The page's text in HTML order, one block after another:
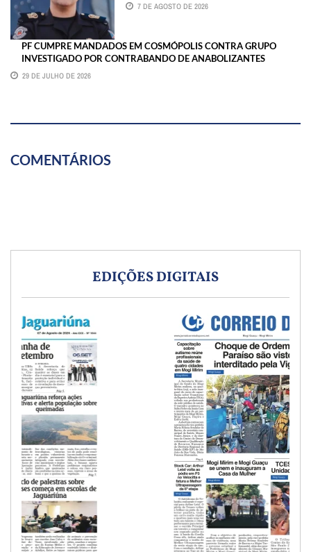
7 DE AGOSTO DE 2026
PF CUMPRE MANDADOS EM COSMÓPOLIS CONTRA GRUPO
INVESTIGADO POR CONTRABANDO DE ANABOLIZANTES
29 DE JULHO DE 2026
COMENTÁRIOS
EDIÇÕES DIGITAIS